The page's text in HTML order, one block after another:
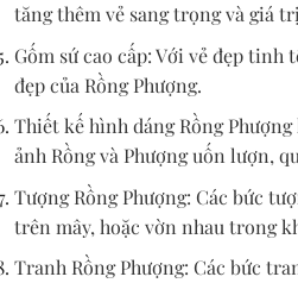
tăng thêm vẻ sang trọng và giá
Gốm sứ cao cấp: Với vẻ đẹp
đẹp của Rồng Phượng.
Thiết kế hình dáng Rồng
ảnh Rồng và Phượng uốn lượn,
Tượng Rồng Phượng: Các bức
trên mây, hoặc vờn nhau trong
Tranh Rồng Phượng: Các bức